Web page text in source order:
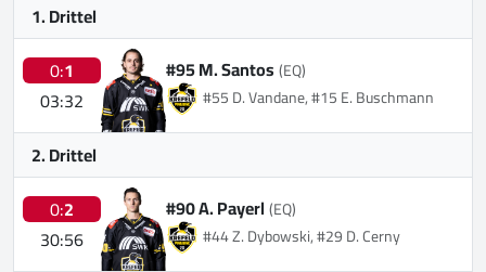
1. Drittel
0:1
03:32
#95 M. Santos(EQ)
#55 D. Vandane, #15 E. Buschmann
2. Drittel
0:2
30:56
#90 A. Payerl(EQ)
#44 Z. Dybowski, #29 D. Cerny